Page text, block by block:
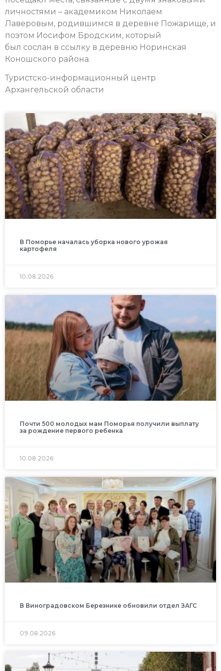
личностями – академиком Николаем
Лаверовым, родившимся в деревне Пожарище, и
поэтом Иосифом Бродским, который
был сослан в ссылку в деревню Норинская
Коношского района.
Туристско-информационный центр
Архангельской области
В Поморье началась уборка нового урожая
картофеля
10.08.2026
Почти 500 молодых мам Поморья получили выплату
за рождение первого ребенка
10.08.2026
В Виноградовском Березнике обновили отдел ЗАГС
09.08.2026